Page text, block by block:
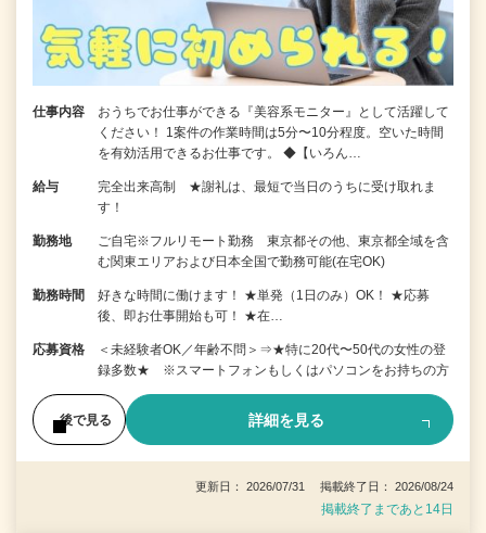
仕事内容
おうちでお仕事ができる『美容系モニター』として活躍して
ください！ 1案件の作業時間は5分〜10分程度。空いた時間
を有効活用できるお仕事です。 ◆【いろん…
給与
完全出来高制 ★謝礼は、最短で当日のうちに受け取れま
す！
勤務地
ご自宅※フルリモート勤務 東京都その他、東京都全域を含
む関東エリアおよび日本全国で勤務可能(在宅OK)
勤務時間
好きな時間に働けます！ ★単発（1日のみ）OK！ ★応募
後、即お仕事開始も可！ ★在…
応募資格
＜未経験者OK／年齢不問＞⇒★特に20代〜50代の女性の登
録多数★ ※スマートフォンもしくはパソコンをお持ちの方
後で見る 詳細を見る
更新日： 2026/07/31 掲載終了日： 2026/08/24
掲載終了まであと14日